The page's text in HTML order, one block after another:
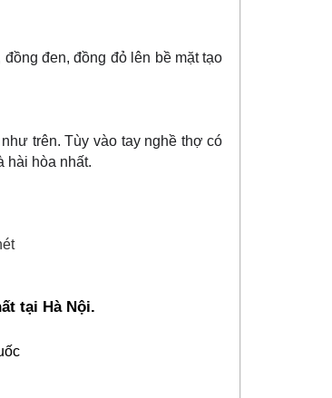
đen, đồng đỏ lên bề mặt tạo
trên. Tùy vào tay nghề thợ có
hài hòa nhất.
tại Hà Nội.